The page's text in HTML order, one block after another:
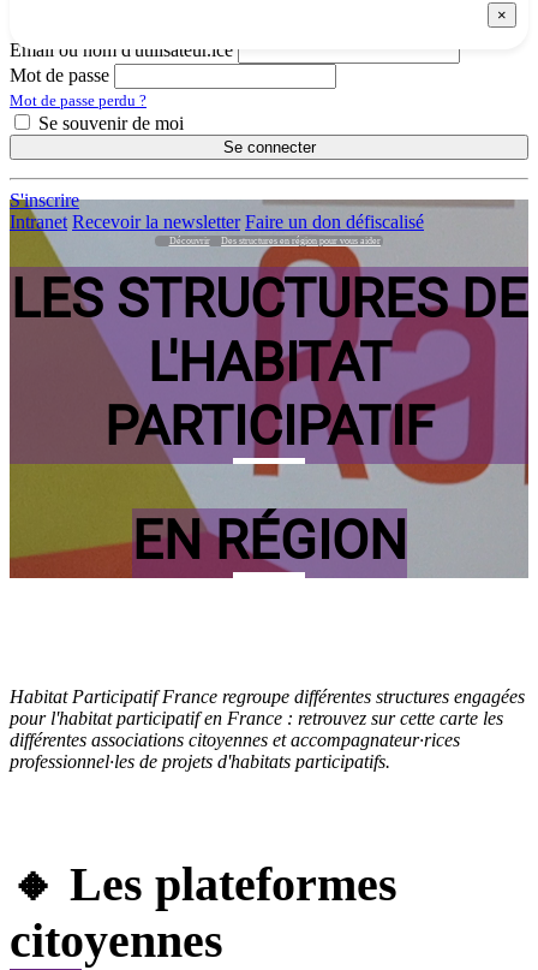
Email ou nom d'utilisateur.ice
Mot de passe
Mot de passe perdu ?
Se souvenir de moi
Se connecter
S'inscrire
Intranet Recevoir la newsletter Faire un don défiscalisé
Découvrir Des structures en région pour vous aider
LES STRUCTURES DE
L'HABITAT
PARTICIPATIF
EN RÉGION
Habitat Participatif France regroupe différentes structures engagées
pour l'habitat participatif en France : retrouvez sur cette carte les
différentes associations citoyennes et accompagnateur·rices
professionnel·les de projets d'habitats participatifs.
🔸 Les plateformes
citoyennes